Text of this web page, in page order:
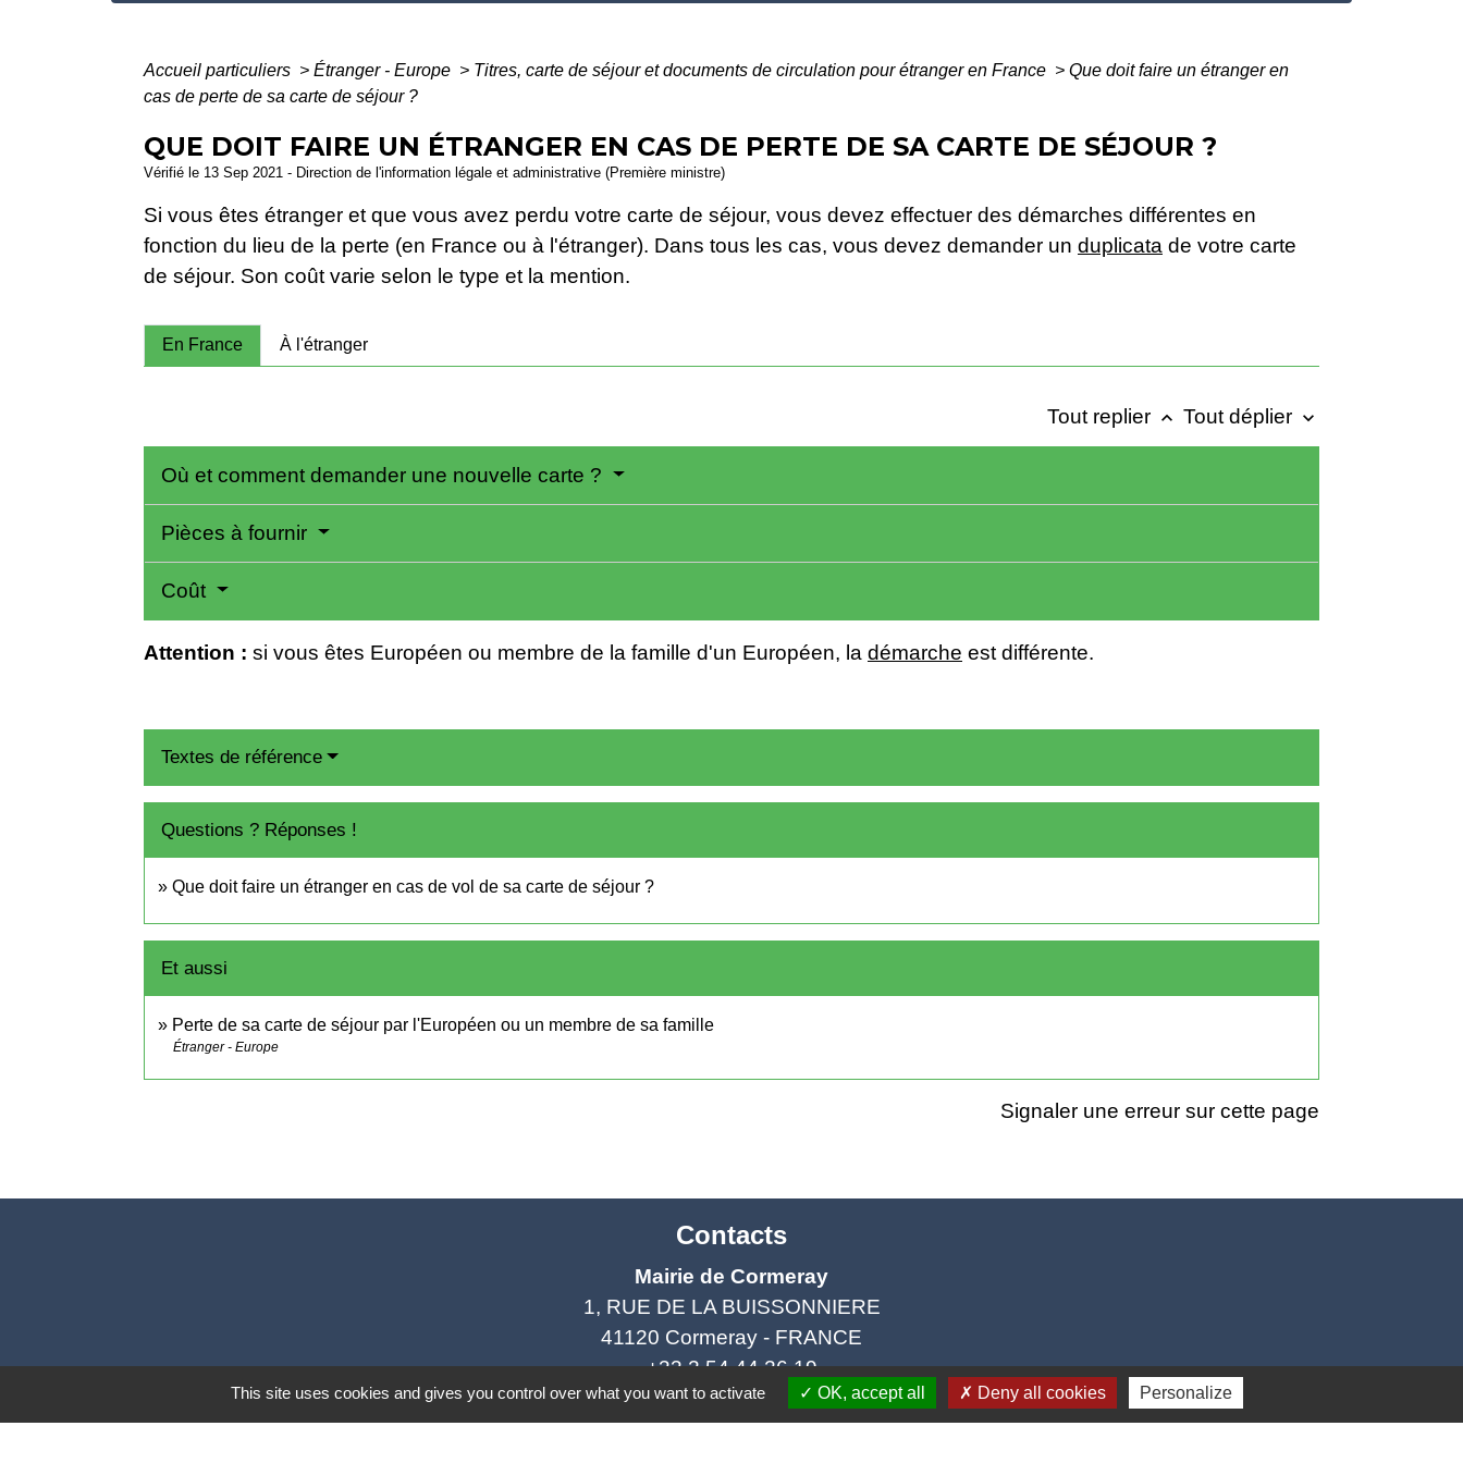
Accueil particuliers > Étranger - Europe > Titres, carte de séjour et documents de circulation pour étranger en France > Que doit faire un étranger en
cas de perte de sa carte de séjour ?
QUE DOIT FAIRE UN ÉTRANGER EN CAS DE PERTE DE SA CARTE DE SÉJOUR ?
Vérifié le 13 Sep 2021 - Direction de l'information légale et administrative (Première ministre)
Si vous êtes étranger et que vous avez perdu votre carte de séjour, vous devez effectuer des démarches différentes en
fonction du lieu de la perte (en France ou à l'étranger). Dans tous les cas, vous devez demander un duplicata de votre carte
de séjour. Son coût varie selon le type et la mention.
En France À l'étranger
Tout replier keyboard_arrow_up Tout déplier keyboard_arrow_down
Où et comment demander une nouvelle carte ?
Pièces à fournir
Coût
Attention : si vous êtes Européen ou membre de la famille d'un Européen, la démarche est différente.
Textes de référence
Questions ? Réponses !
Que doit faire un étranger en cas de vol de sa carte de séjour ?
Et aussi
Perte de sa carte de séjour par l'Européen ou un membre de sa famille
Étranger - Europe
Signaler une erreur sur cette page
Contacts
Mairie de Cormeray
1, RUE DE LA BUISSONNIERE
41120 Cormeray - FRANCE
+33 2 54 44 26 19
Contact par formulaire
This site uses cookies and gives you control over what you want to activate OK, accept all Deny all cookies Personalize